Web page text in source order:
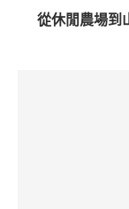
從休閒農場